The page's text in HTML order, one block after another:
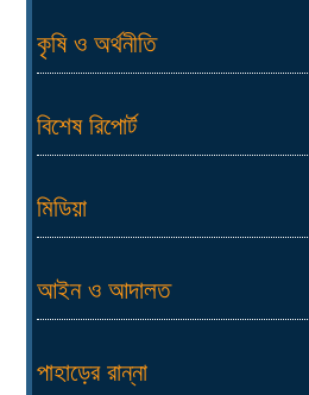
কৃষি ও অর্থনীতি
বিশেষ রিপোর্ট
মিডিয়া
আইন ও আদালত
পাহাড়ের রান্না